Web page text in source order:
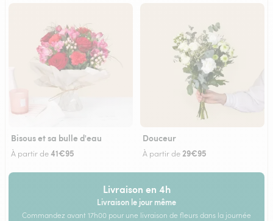
Bisous et sa bulle d'eau
À partir de41€95
Douceur
À partir de 29€95
Livraison en 4h
Livraison le jour même
Commandez avant 17h00 pour une livraison de fleurs dans la journée